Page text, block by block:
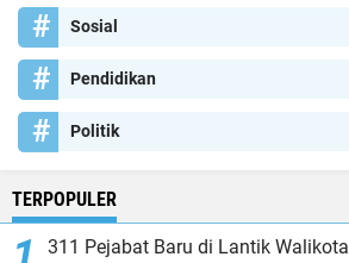
Sosial
Pendidikan
Politik
TERPOPULER
311 Pejabat Baru di Lantik Walikota